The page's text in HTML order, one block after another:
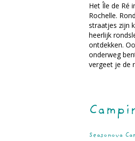
Het Île de Ré
Rochelle.
straatjes zijn
heerlijk
ontdekken.
onderweg
vergeet je de
Seasonova